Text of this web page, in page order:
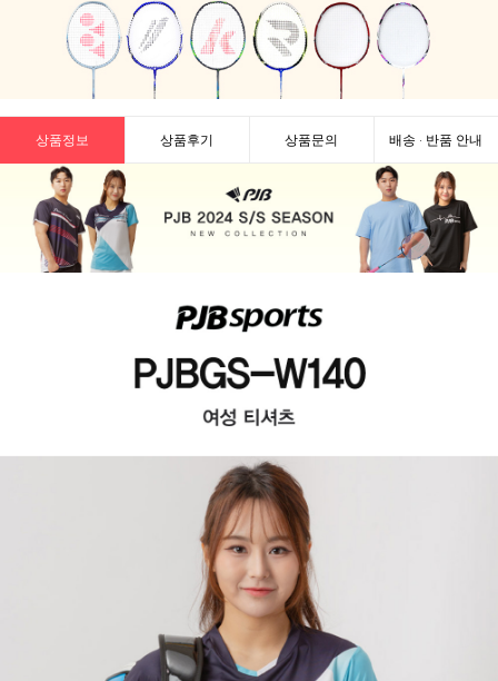
상품정보 상품후기 상품문의 배송 · 반품 안내